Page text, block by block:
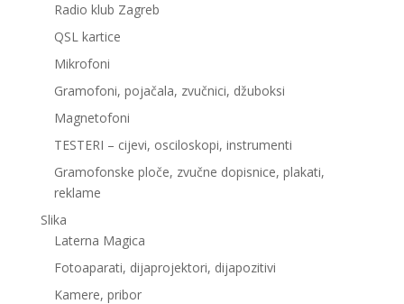
Radio klub Zagreb
QSL kartice
Mikrofoni
Gramofoni, pojačala, zvučnici, džuboksi
Magnetofoni
TESTERI – cijevi, osciloskopi, instrumenti
Gramofonske ploče, zvučne dopisnice, plakati,
reklame
Slika
Laterna Magica
Fotoaparati, dijaprojektori, dijapozitivi
Kamere, pribor